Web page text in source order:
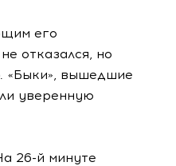
его
отказался, но
«Быки», вышедшие
уверенную
26-й минуте